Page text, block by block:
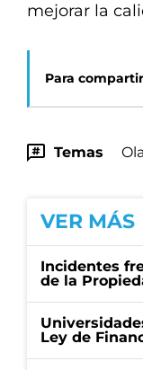
mejorar la
Para
Temas
VER MÁS
Incidentes
de la
Ley de